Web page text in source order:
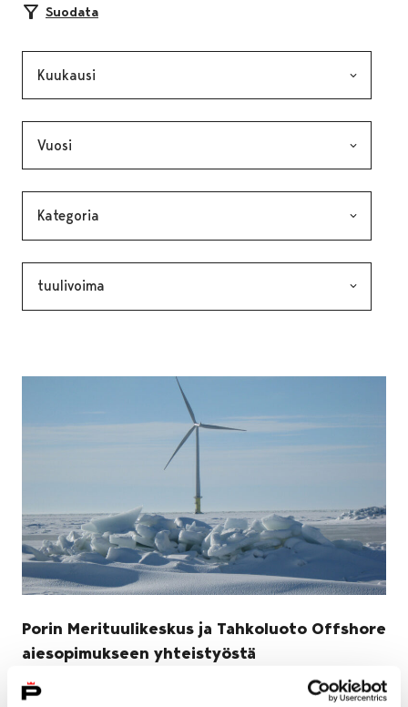
Suodata
Porin Merituulikeskus ja Tahkoluoto Offshore
aiesopimukseen yhteistyöstä